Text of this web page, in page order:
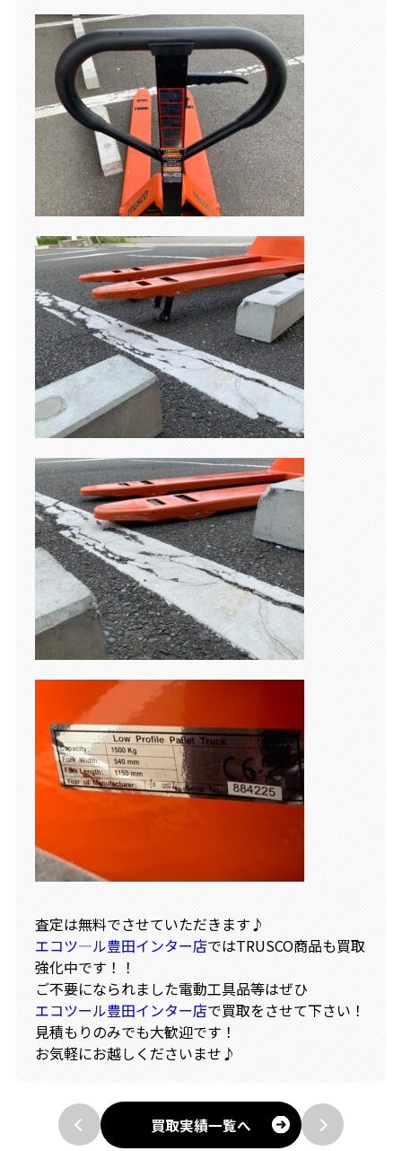
査定は無料でさせていただきます♪
エコツ―ル豊田インター店ではTRUSCO商品も買取
強化中です！！
ご不要になられました電動工具品等はぜひ
エコツール豊田インター店で買取をさせて下さい！
見積もりのみでも大歓迎です！
お気軽にお越しくださいませ♪
買取実績一覧へ